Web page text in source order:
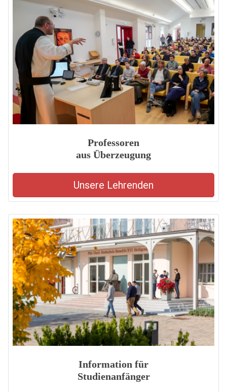
Professoren
aus Überzeugung
Unsere Lehrenden
Information für
Studienanfänger